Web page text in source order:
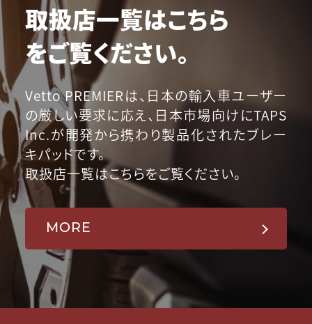
取扱店一覧はこちら
をご覧ください。
Vetto PREMIERは、日本の輸入車ユーザー
の厳しい要求に応え、日本市場向けにTAPS
Inc.が開発から携わり製品化されたブレー
キパッドです。
取扱店一覧はこちらをご覧ください。
MORE